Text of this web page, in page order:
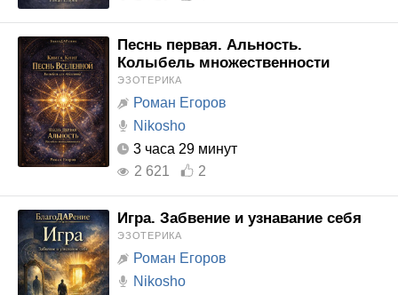
Песнь первая. Альность.
Колыбель множественности
ЭЗОТЕРИКА
Роман Егоров
Nikosho
3 часа 29 минут
2 621
2
Игра. Забвение и узнавание себя
ЭЗОТЕРИКА
Роман Егоров
Nikosho